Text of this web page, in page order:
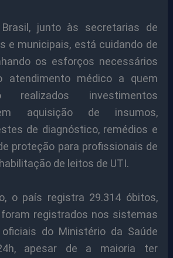
junto às secretarias de
e municipais, está cuidando de
os esforços necessários
atendimento médico a quem
realizados investimentos
aquisição de insumos,
de diagnóstico, remédios e
proteção para profissionais de
de leitos de UTI.
o país registra 29.314 óbitos,
registrados nos sistemas
do Ministério da Saúde
apesar de a maioria ter